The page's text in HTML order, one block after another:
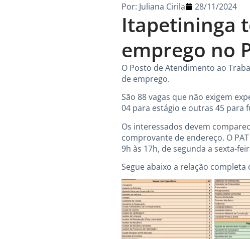
Itapetininga
emprego no
Por: Juliana Cirila 28/11/2024
O Posto de Atendimento ao
de emprego.
São 88 vagas que não exigem
04 para estágio e outras 45 para
Os interessados devem
comprovante de endereço. O
9h às 17h, de segunda a sexta-
Segue abaixo a relação completa